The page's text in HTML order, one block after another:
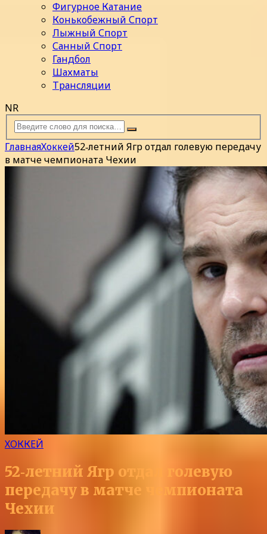
Фигурное Катание
Конькобежный Спорт
Лыжный Спорт
Санный Спорт
Гандбол
Шахматы
Трансляции
NR
ГлавнаяХоккей52‑летний Ягр отдал голевую передачу
в матче чемпионата Чехии
ХОККЕЙ
52‑летний Ягр отдал голевую
передачу в матче чемпионата
Чехии